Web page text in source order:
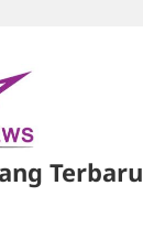
Terbaru